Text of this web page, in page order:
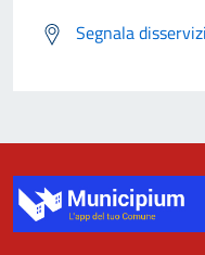
Segnala